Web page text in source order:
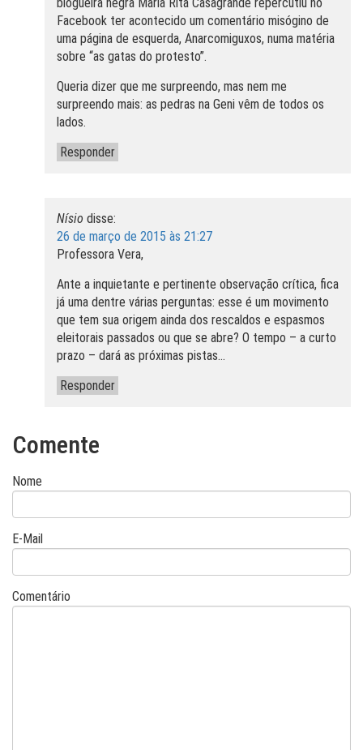
Facebook ter acontecido um comentário misógino de
uma página de esquerda, Anarcomiguxos, numa matéria
sobre “as gatas do protesto”.
Queria dizer que me surpreendo, mas nem me
surpreendo mais: as pedras na Geni vêm de todos os
lados.
Responder
Nísio disse:
26 de março de 2015 às 21:27
Professora Vera,
Ante a inquietante e pertinente observação crítica, fica
já uma dentre várias perguntas: esse é um movimento
que tem sua origem ainda dos rescaldos e espasmos
eleitorais passados ou que se abre? O tempo – a curto
prazo – dará as próximas pistas…
Responder
Comente
Nome
E-Mail
Comentário